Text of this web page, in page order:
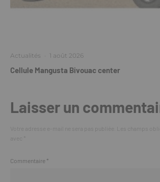
Actualités · 1 août 2026
Cellule Mangusta Bivouac center
Laisser un
Commentaire *